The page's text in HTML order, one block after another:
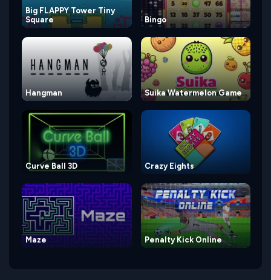
Big FLAPPY Tower Tiny
Square
Bingo
Hangman Suika Watermelon Game
Curve Ball 3D Crazy Eights
Maze Penalty Kick Online